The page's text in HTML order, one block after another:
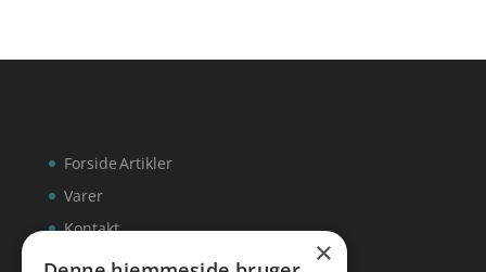
Forside
Varer
Kontakt
Artikler
×